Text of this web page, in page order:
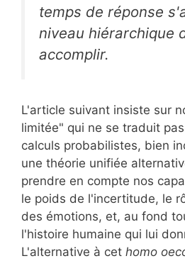
temps de réponse
niveau hiérarchique
accomplir.
L'article suivant insiste sur
limitée" qui ne se traduit
calculs probabilistes, bien
une théorie unifiée
prendre en compte nos
le poids de l'incertitude, le
des émotions, et, au fond
l'histoire humaine qui lui
L'alternative à cet homo